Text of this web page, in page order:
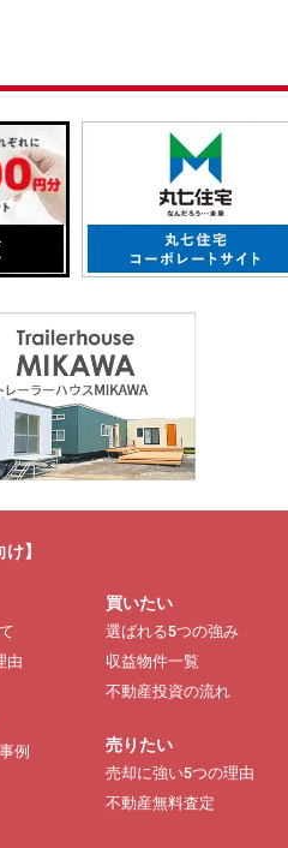
】
由
例
買いたい
選ばれる5つの強み
収益物件一覧
不動産投資の流れ
売りたい
売却に強い5つの理由
不動産無料査定